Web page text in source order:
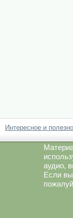
Интересное и
аудио,
Если вы